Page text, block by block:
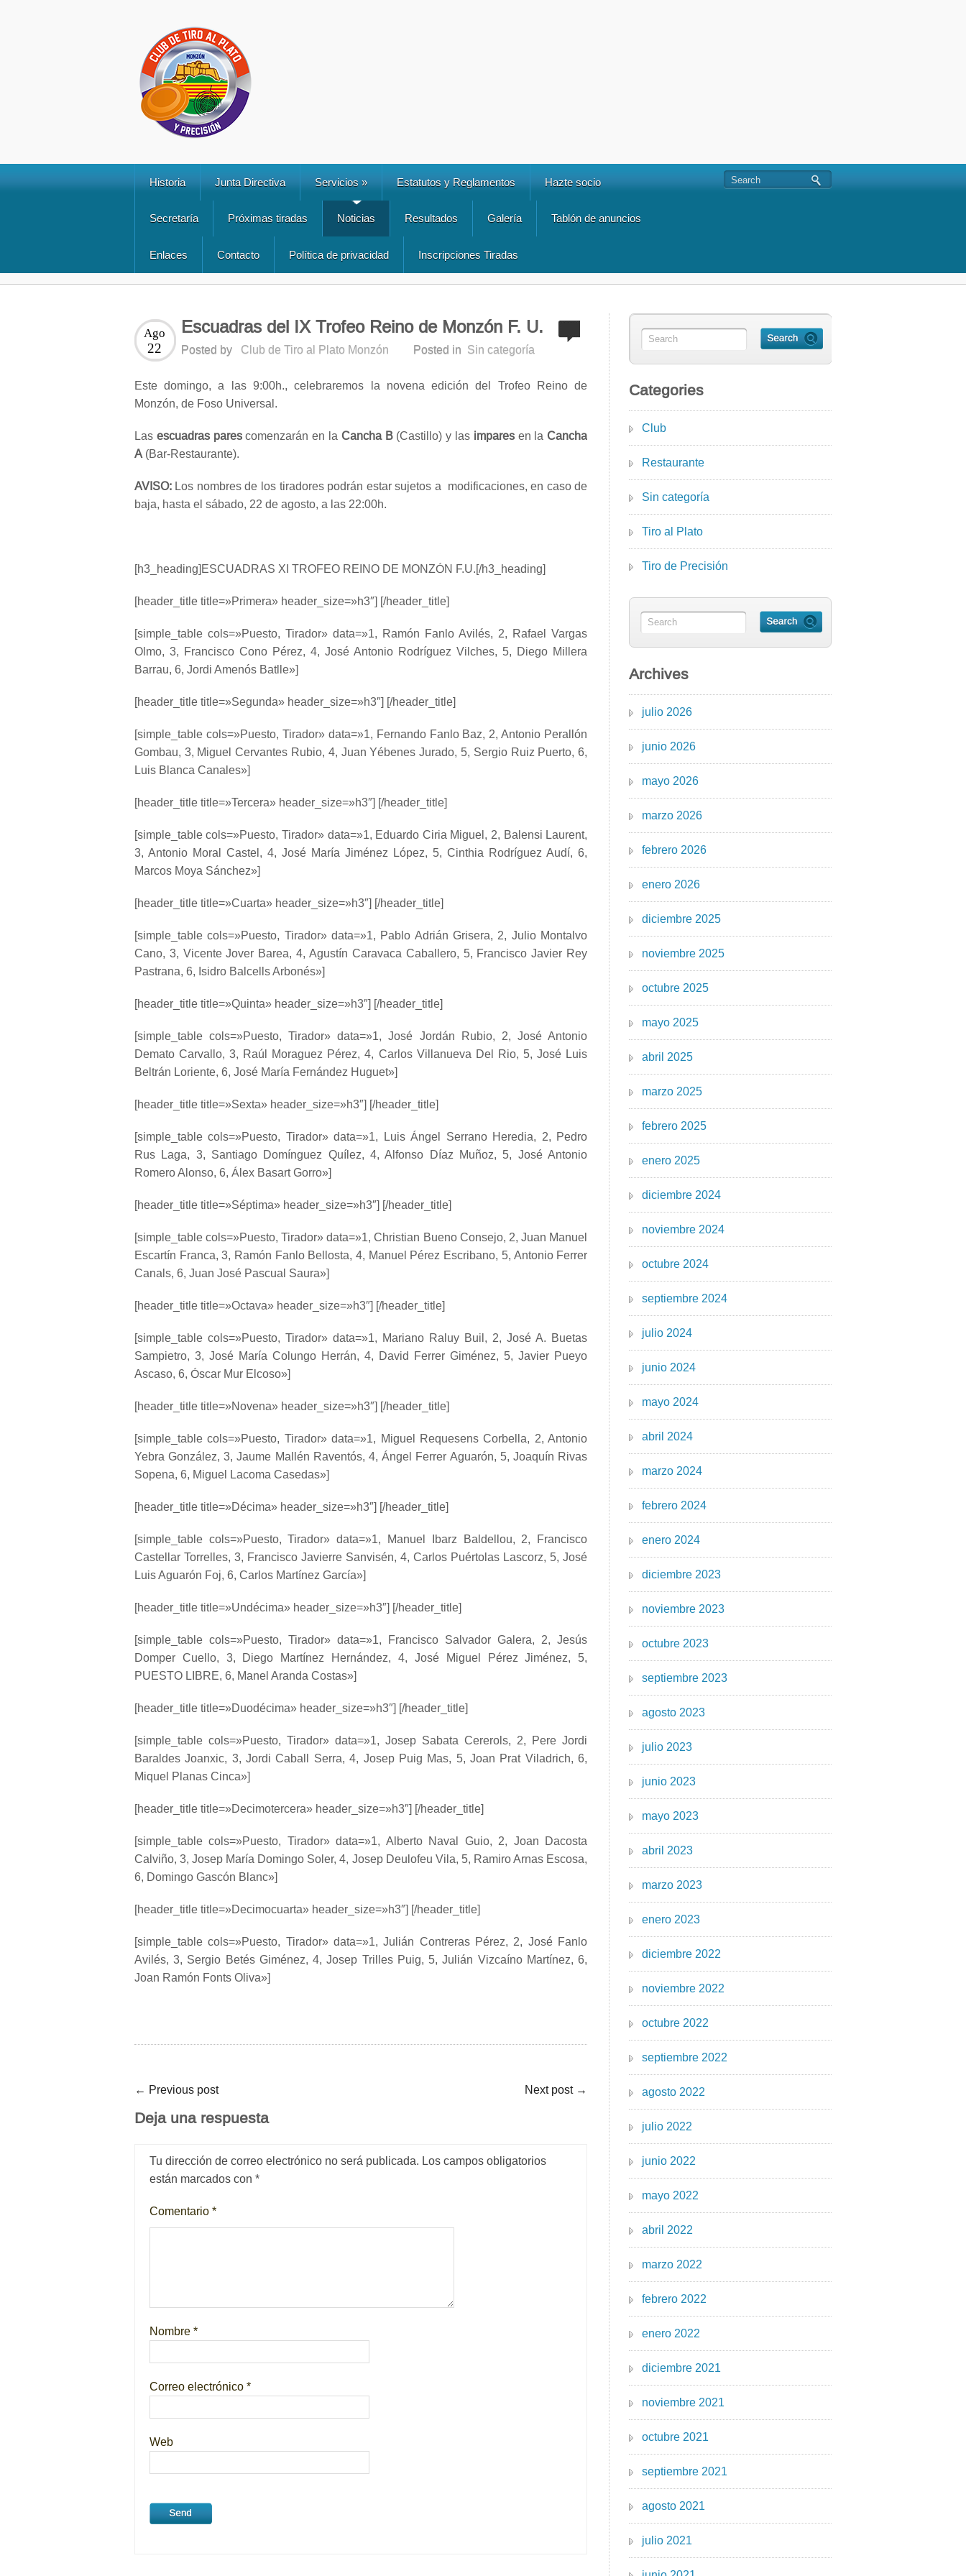
Historia Junta Directiva Servicios» Estatutos y Reglamentos Hazte socio
Secretaría Próximas tiradas Noticias Resultados Galería Tablón de anuncios
Enlaces Contacto Política de privacidad Inscripciones Tiradas
Escuadras del IX Trofeo Reino de Monzón F. U.
Ago
22 Posted by Club de Tiro al Plato Monzón Posted in Sin categoría
Este domingo, a las 9:00h., celebraremos la novena edición del Trofeo Reino de
Monzón, de Foso Universal.
Las escuadras parescomenzarán en la Cancha B(Castillo) y las imparesen laCancha
A(Bar-Restaurante).
AVISO:Los nombres de los tiradores podrán estar sujetos a modificaciones, en caso de
baja, hasta el sábado, 22 de agosto, a las 22:00h.
[h3_heading]ESCUADRAS XI TROFEO REINO DE MONZÓN F.U.[/h3_heading]
[header_title title=»Primera» header_size=»h3″] [/header_title]
[simple_table cols=»Puesto, Tirador» data=»1, Ramón Fanlo Avilés, 2, Rafael Vargas
Olmo, 3, Francisco Cono Pérez, 4, José Antonio Rodríguez Vilches, 5, Diego Millera
Barrau, 6, Jordi Amenós Batlle»]
[header_title title=»Segunda» header_size=»h3″] [/header_title]
[simple_table cols=»Puesto, Tirador» data=»1, Fernando Fanlo Baz, 2, Antonio Perallón
Gombau, 3, Miguel Cervantes Rubio, 4, Juan Yébenes Jurado, 5, Sergio Ruiz Puerto, 6,
Luis Blanca Canales»]
[header_title title=»Tercera» header_size=»h3″] [/header_title]
[simple_table cols=»Puesto, Tirador» data=»1, Eduardo Ciria Miguel, 2, Balensi Laurent,
3, Antonio Moral Castel, 4, José María Jiménez López, 5, Cinthia Rodríguez Audí, 6,
Marcos Moya Sánchez»]
[header_title title=»Cuarta» header_size=»h3″] [/header_title]
[simple_table cols=»Puesto, Tirador» data=»1, Pablo Adrián Grisera, 2, Julio Montalvo
Cano, 3, Vicente Jover Barea, 4, Agustín Caravaca Caballero, 5, Francisco Javier Rey
Pastrana, 6, Isidro Balcells Arbonés»]
[header_title title=»Quinta» header_size=»h3″] [/header_title]
[simple_table cols=»Puesto, Tirador» data=»1, José Jordán Rubio, 2, José Antonio
Demato Carvallo, 3, Raúl Moraguez Pérez, 4, Carlos Villanueva Del Rio, 5, José Luis
Beltrán Loriente, 6, José María Fernández Huguet»]
[header_title title=»Sexta» header_size=»h3″] [/header_title]
[simple_table cols=»Puesto, Tirador» data=»1, Luis Ángel Serrano Heredia, 2, Pedro
Rus Laga, 3, Santiago Domínguez Quílez, 4, Alfonso Díaz Muñoz, 5, José Antonio
Romero Alonso, 6, Álex Basart Gorro»]
[header_title title=»Séptima» header_size=»h3″] [/header_title]
[simple_table cols=»Puesto, Tirador» data=»1, Christian Bueno Consejo, 2, Juan Manuel
Escartín Franca, 3, Ramón Fanlo Bellosta, 4, Manuel Pérez Escribano, 5, Antonio Ferrer
Canals, 6, Juan José Pascual Saura»]
[header_title title=»Octava» header_size=»h3″] [/header_title]
[simple_table cols=»Puesto, Tirador» data=»1, Mariano Raluy Buil, 2, José A. Buetas
Sampietro, 3, José María Colungo Herrán, 4, David Ferrer Giménez, 5, Javier Pueyo
Ascaso, 6, Óscar Mur Elcoso»]
[header_title title=»Novena» header_size=»h3″] [/header_title]
[simple_table cols=»Puesto, Tirador» data=»1, Miguel Requesens Corbella, 2, Antonio
Yebra González, 3, Jaume Mallén Raventós, 4, Ángel Ferrer Aguarón, 5, Joaquín Rivas
Sopena, 6, Miguel Lacoma Casedas»]
[header_title title=»Décima» header_size=»h3″] [/header_title]
[simple_table cols=»Puesto, Tirador» data=»1, Manuel Ibarz Baldellou, 2, Francisco
Castellar Torrelles, 3, Francisco Javierre Sanvisén, 4, Carlos Puértolas Lascorz, 5, José
Luis Aguarón Foj, 6, Carlos Martínez García»]
[header_title title=»Undécima» header_size=»h3″] [/header_title]
[simple_table cols=»Puesto, Tirador» data=»1, Francisco Salvador Galera, 2, Jesús
Domper Cuello, 3, Diego Martínez Hernández, 4, José Miguel Pérez Jiménez, 5,
PUESTO LIBRE, 6, Manel Aranda Costas»]
[header_title title=»Duodécima» header_size=»h3″] [/header_title]
[simple_table cols=»Puesto, Tirador» data=»1, Josep Sabata Cererols, 2, Pere Jordi
Baraldes Joanxic, 3, Jordi Caball Serra, 4, Josep Puig Mas, 5, Joan Prat Viladrich, 6,
Miquel Planas Cinca»]
[header_title title=»Decimotercera» header_size=»h3″] [/header_title]
[simple_table cols=»Puesto, Tirador» data=»1, Alberto Naval Guio, 2, Joan Dacosta
Calviño, 3, Josep María Domingo Soler, 4, Josep Deulofeu Vila, 5, Ramiro Arnas Escosa,
6, Domingo Gascón Blanc»]
[header_title title=»Decimocuarta» header_size=»h3″] [/header_title]
[simple_table cols=»Puesto, Tirador» data=»1, Julián Contreras Pérez, 2, José Fanlo
Avilés, 3, Sergio Betés Giménez, 4, Josep Trilles Puig, 5, Julián Vizcaíno Martínez, 6,
Joan Ramón Fonts Oliva»]
← Previous post Next post →
Deja una respuesta
Tu dirección de correo electrónico no será publicada. Los campos obligatorios
están marcados con *
Comentario *
Nombre *
Correo electrónico *
Web
Categories
Club
Restaurante
Sin categoría
Tiro al Plato
Tiro de Precisión
Archives
julio 2026
junio 2026
mayo 2026
marzo 2026
febrero 2026
enero 2026
diciembre 2025
noviembre 2025
octubre 2025
mayo 2025
abril 2025
marzo 2025
febrero 2025
enero 2025
diciembre 2024
noviembre 2024
octubre 2024
septiembre 2024
julio 2024
junio 2024
mayo 2024
abril 2024
marzo 2024
febrero 2024
enero 2024
diciembre 2023
noviembre 2023
octubre 2023
septiembre 2023
agosto 2023
julio 2023
junio 2023
mayo 2023
abril 2023
marzo 2023
enero 2023
diciembre 2022
noviembre 2022
octubre 2022
septiembre 2022
agosto 2022
julio 2022
junio 2022
mayo 2022
abril 2022
marzo 2022
febrero 2022
enero 2022
diciembre 2021
noviembre 2021
octubre 2021
septiembre 2021
agosto 2021
julio 2021